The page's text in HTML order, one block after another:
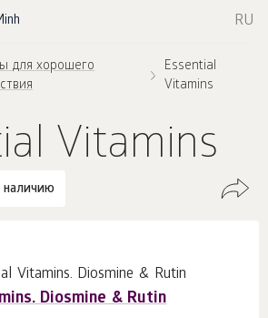
RU
для хорошего
Essential
Vitamins
Vitamins
наличию
Diosmine & Rutin